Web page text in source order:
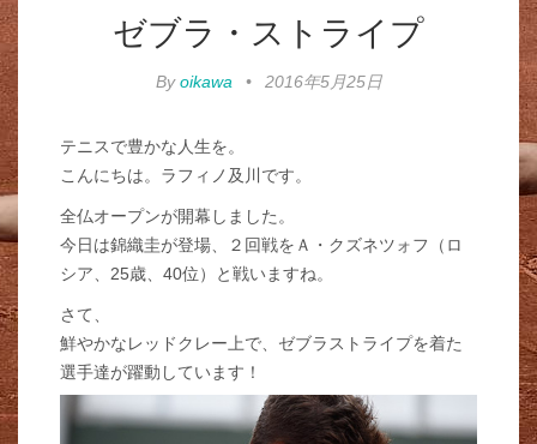
ゼブラ・ストライプ
Byoikawa • 2016年5月25日
テニスで豊かな人生を。
こんにちは。ラフィノ及川です。
全仏オープンが開幕しました。
今日は錦織圭が登場、２回戦をＡ・クズネツォフ（ロ
シア、25歳、40位）と戦いますね。
さて、
鮮やかなレッドクレー上で、ゼブラストライプを着た
選手達が躍動しています！